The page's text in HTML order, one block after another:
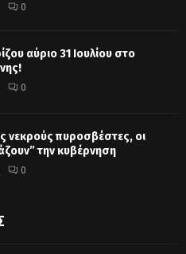
0
αύριο 31 Ιουλίου στο
0
νεκρούς πυροσβέστες, οι
την κυβέρνηση
0